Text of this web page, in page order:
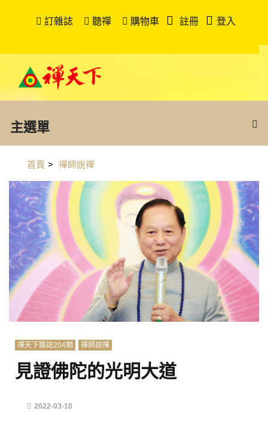
訂雜誌 聽禪 購物車 註冊 登入
主選單
首頁 > 禪師說禪
禪天下雜誌204期 禪師說禪
見證佛陀的光明大道
2022-03-10